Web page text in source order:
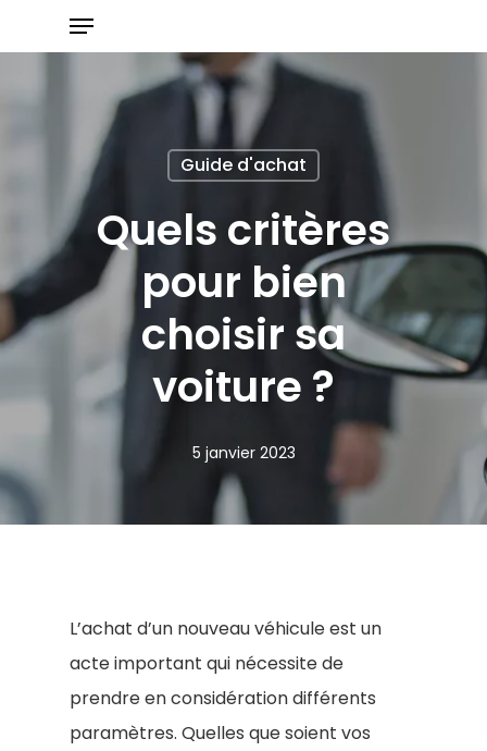
to
Menu
Guide d'achat
Quels critères
pour bien
choisir sa
voiture ?
5 janvier 2023
L’achat d’un nouveau véhicule est un
acte important qui nécessite de
prendre en considération différents
paramètres. Quelles que soient vos